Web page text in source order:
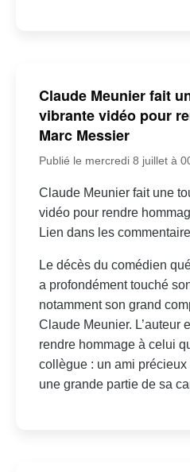
Claude Meunier fait
vibrante vidéo pour
Marc Messier
Publié le mercredi 8 juillet à
Claude Meunier fait une
vidéo pour rendre
Lien dans les
Le décès du comédien
a profondément touché
notamment son grand
Claude Meunier. L’auteur
rendre hommage à celui
collègue : un ami
une grande partie de sa